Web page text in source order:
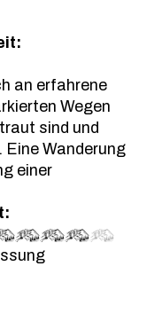
an erfahrene
Wegen
sind und
Eine Wanderung
einer